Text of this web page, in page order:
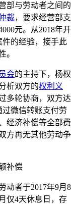
部与劳动者之间的
裁，要求经营部支
元。从2018年开
件的经验，接手此
。
会的主持下，杨权
析双方的权利义
多轮协商，双方达
过微信转账支付劳
经济补偿等全部费
双方再无其他劳动争
补偿
动者于2017年9月8
仅4天休息日，存